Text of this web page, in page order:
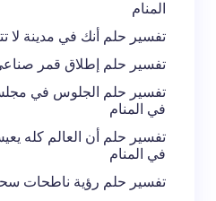
المنام
تفسير حلم أنك في مدينة لا
تفسير حلم إطلاق قمر
تفسير حلم الجلوس في
في المنام
تفسير حلم أن العالم كله
في المنام
تفسير حلم رؤية ناطحات